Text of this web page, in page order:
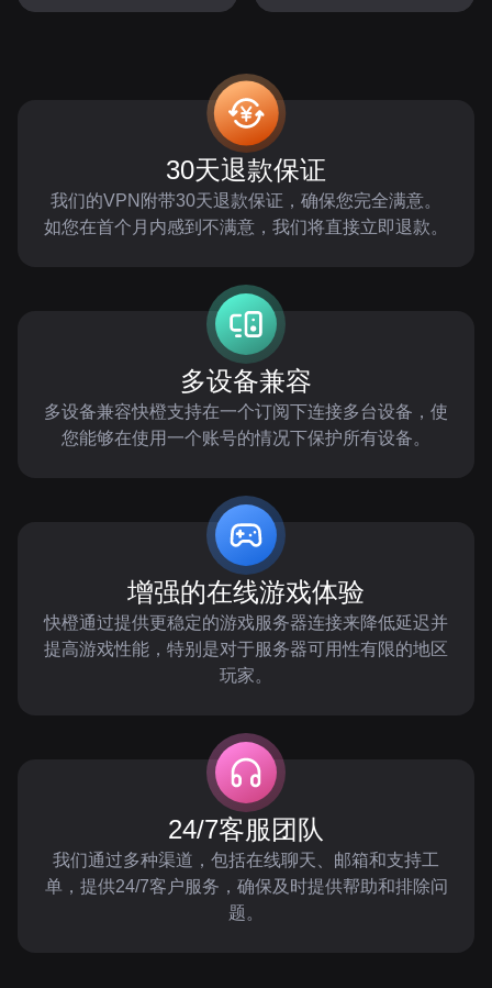
30天退款保证
我们的VPN附带30天退款保证，确保您完全满意。
如您在首个月内感到不满意，我们将直接立即退款。
多设备兼容
多设备兼容快橙支持在一个订阅下连接多台设备，使
您能够在使用一个账号的情况下保护所有设备。
增强的在线游戏体验
快橙通过提供更稳定的游戏服务器连接来降低延迟并
提高游戏性能，特别是对于服务器可用性有限的地区
玩家。
24/7客服团队
我们通过多种渠道，包括在线聊天、邮箱和支持工
单，提供24/7客户服务，确保及时提供帮助和排除问
题。